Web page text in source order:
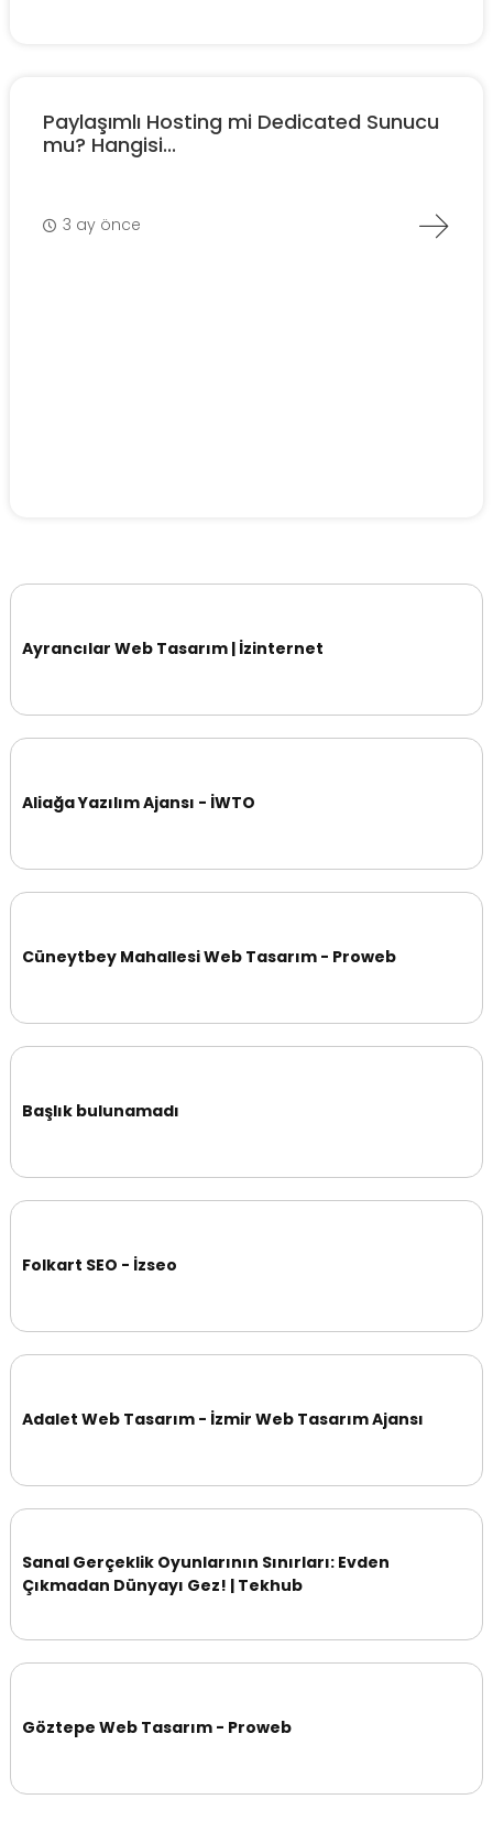
Paylaşımlı Hosting mi Dedicated Sunucu
mu? Hangisi...
3 ay önce
Ayrancılar Web Tasarım | İzinternet
Aliağa Yazılım Ajansı - İWTO
Cüneytbey Mahallesi Web Tasarım - Proweb
Başlık bulunamadı
Folkart SEO - İzseo
Adalet Web Tasarım - İzmir Web Tasarım Ajansı
Sanal Gerçeklik Oyunlarının Sınırları: Evden
Çıkmadan Dünyayı Gez! | Tekhub
Göztepe Web Tasarım - Proweb